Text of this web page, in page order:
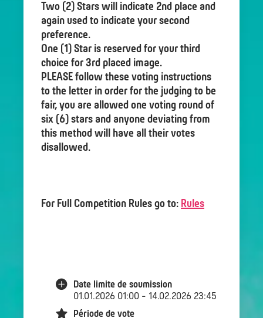
Two (2) Stars will indicate 2nd place and
again used to indicate your second
preference.
One (1) Star is reserved for your third
choice for 3rd placed image.
PLEASE follow these voting instructions
to the letter in order for the judging to be
fair, you are allowed one voting round of
six (6) stars and anyone deviating from
this method will have all their votes
disallowed.
For Full Competition Rules go to: Rules
Date limite de soumission
01.01.2026 01:00 - 14.02.2026 23:45
Période de vote